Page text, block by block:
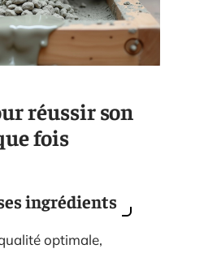
réussir son
fois
ingrédients
optimale,